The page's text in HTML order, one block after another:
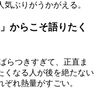
ぶりがうかがえる。
からこそ語りたく
らつきすぎて、正直ま
くなる人が後を絶たない
れ熱量がすごい。